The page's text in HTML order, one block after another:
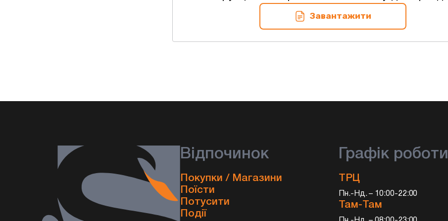
Завантажити
Відпочинок
Покупки / Магазини
Поїсти
Потусити
Події
Графік роботи
ТРЦ
Пн.-Нд. – 10:00-22:00
Там-Там